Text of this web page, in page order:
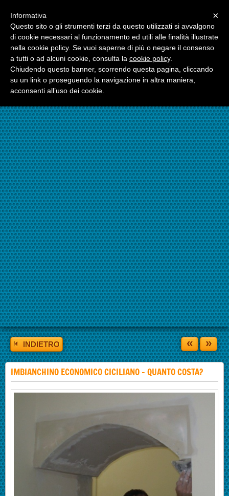
☎324.7403485
INDIETRO « »
IMBIANCHINO ECONOMICO CICILIANO - QUANTO COSTA?
×
Informativa
Questo sito o gli strumenti terzi da questo utilizzati si avvalgono
di cookie necessari al funzionamento ed utili alle finalità illustrate
nella cookie policy. Se vuoi saperne di più o negare il consenso
a tutti o ad alcuni cookie, consulta la cookie policy.
Chiudendo questo banner, scorrendo questa pagina, cliccando
su un link o proseguendo la navigazione in altra maniera,
acconsenti all’uso dei cookie.